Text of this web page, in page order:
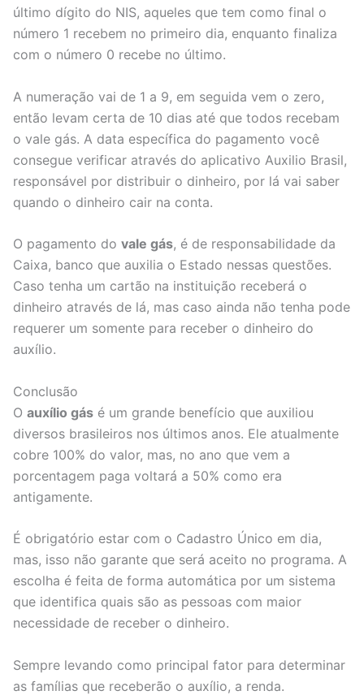
último dígito do NIS, aqueles que tem como final o
número 1 recebem no primeiro dia, enquanto finaliza
com o número 0 recebe no último.
A numeração vai de 1 a 9, em seguida vem o zero,
então levam certa de 10 dias até que todos recebam
o vale gás. A data específica do pagamento você
consegue verificar através do aplicativo Auxilio Brasil,
responsável por distribuir o dinheiro, por lá vai saber
quando o dinheiro cair na conta.
O pagamento do vale gás, é de responsabilidade da
Caixa, banco que auxilia o Estado nessas questões.
Caso tenha um cartão na instituição receberá o
dinheiro através de lá, mas caso ainda não tenha pode
requerer um somente para receber o dinheiro do
auxílio.
Conclusão
O auxílio gás é um grande benefício que auxiliou
diversos brasileiros nos últimos anos. Ele atualmente
cobre 100% do valor, mas, no ano que vem a
porcentagem paga voltará a 50% como era
antigamente.
É obrigatório estar com o Cadastro Único em dia,
mas, isso não garante que será aceito no programa. A
escolha é feita de forma automática por um sistema
que identifica quais são as pessoas com maior
necessidade de receber o dinheiro.
Sempre levando como principal fator para determinar
as famílias que receberão o auxílio, a renda.